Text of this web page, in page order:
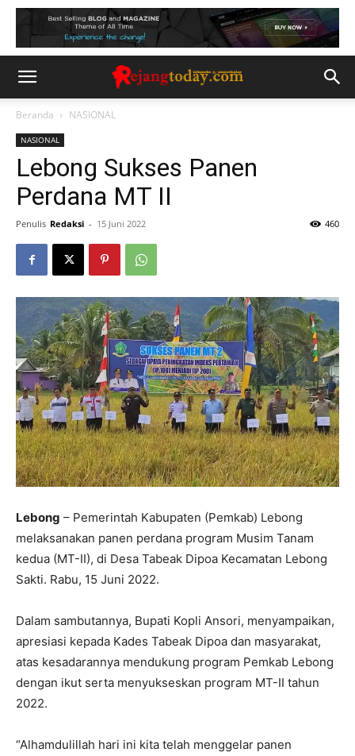
Beranda NASIONAL
NASIONAL
Lebong Sukses Panen
Perdana MT II
Penulis Redaksi - 15 Juni 2022 460
Lebong – Pemerintah Kabupaten (Pemkab) Lebong
melaksanakan panen perdana program Musim Tanam
kedua (MT-II), di Desa Tabeak Dipoa Kecamatan Lebong
Sakti. Rabu, 15 Juni 2022.
Dalam sambutannya, Bupati Kopli Ansori, menyampaikan,
apresiasi kepada Kades Tabeak Dipoa dan masyarakat,
atas kesadarannya mendukung program Pemkab Lebong
dengan ikut serta menyukseskan program MT-II tahun
2022.
“Alhamdulillah hari ini kita telah menggelar panen